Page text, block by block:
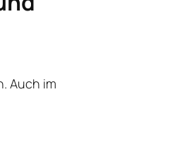
Auch im